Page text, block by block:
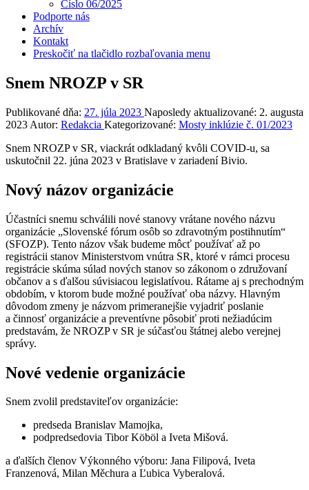
Číslo 06/2025
Podporte nás
Archív
Kontakt
Preskočiť na tlačidlo rozbaľovania menu
Snem NROZP v SR
Publikované dňa: 27. júla 2023 Naposledy aktualizované: 2. augusta
2023 Autor: Redakcia Kategorizované: Mosty inklúzie č. 01/2023
Snem NROZP v SR, viackrát odkladaný kvôli COVID-u, sa
uskutočnil 22. júna 2023 v Bratislave v zariadení Bivio.
Nový názov organizácie
Účastníci snemu schválili nové stanovy vrátane nového názvu
organizácie „Slovenské fórum osôb so zdravotným postihnutím“
(SFOZP). Tento názov však budeme môcť používať až po
registrácii stanov Ministerstvom vnútra SR, ktoré v rámci procesu
registrácie skúma súlad nových stanov so zákonom o združovaní
občanov a s ďalšou súvisiacou legislatívou. Rátame aj s prechodným
obdobím, v ktorom bude možné používať oba názvy. Hlavným
dôvodom zmeny je názvom primeranejšie vyjadriť poslanie
a činnosť organizácie a preventívne pôsobiť proti nežiadúcim
predstavám, že NROZP v SR je súčasťou štátnej alebo verejnej
správy.
Nové vedenie organizácie
Snem zvolil predstaviteľov organizácie:
predseda Branislav Mamojka,
podpredsedovia Tibor Köböl a Iveta Mišová.
a ďalších členov Výkonného výboru: Jana Filipová, Iveta
Franzenová, Milan Měchura a Ľubica Vyberalová.